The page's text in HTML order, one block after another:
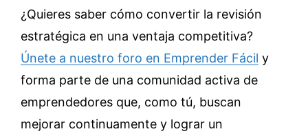
¿Quieres saber cómo convertir la revisión
estratégica en una ventaja competitiva?
Únete a nuestro foro en Emprender Fácil y
forma parte de una comunidad activa de
emprendedores que, como tú, buscan
mejorar continuamente y lograr un